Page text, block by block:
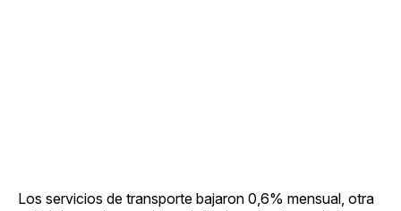
Los servicios de transporte bajaron 0,6% mensual, otra